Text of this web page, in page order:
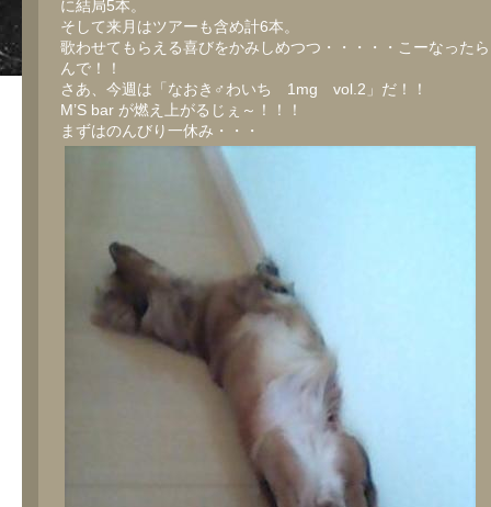
に結局5本。
そして来月はツアーも含め計6本。
歌わせてもらえる喜びをかみしめつつ・・・・・こーなった
んで！！
さあ、今週は「なおき♂わいち 1mg vol.2」だ！！
M’S bar が燃え上がるじぇ～！！！
まずはのんびり一休み・・・